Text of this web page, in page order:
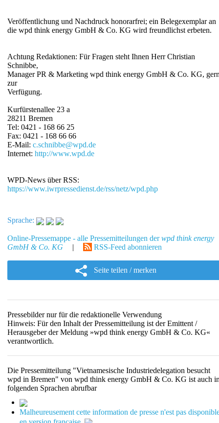
Veröffentlichung und Nachdruck honorarfrei; ein Belegexemplar an
die wpd think energy GmbH & Co. KG wird freundlichst erbeten.
Achtung Redaktionen: Für Fragen steht Ihnen Herr Christian
Schnibbe,
Manager PR & Marketing wpd think energy GmbH & Co. KG,
zur
Verfügung.
Kurfürstenallee 23 a
28211 Bremen
Tel: 0421 - 168 66 25
Fax: 0421 - 168 66 66
E-Mail: c.schnibbe@wpd.de
Internet: http://www.wpd.de
WPD-News über RSS:
https://www.iwrpressedienst.de/rss/netz/wpd.php
Sprache:
Online-Pressemappe - alle Pressemitteilungen derwpd think energy
GmbH & Co. KG
| RSS-Feed abonnieren
Seite teilen / merken
Pressebilder nur für die redaktionelle Verwendung
Hinweis: Für den Inhalt der Pressemitteilung ist der Emittent /
Herausgeber der Meldung »wpd think energy GmbH & Co. KG«
verantwortlich.
Die Pressemitteilung "Vietnamesische Industriedelegation besucht
wpd in Bremen" von wpd think energy GmbH & Co. KG ist auch
folgenden Sprachen abrufbar
Malheureusement cette information de presse n'est pas